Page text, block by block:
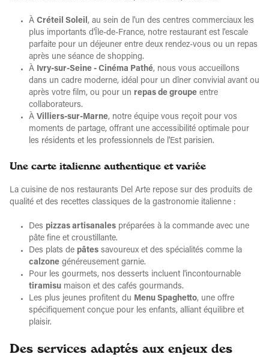
À Créteil Soleil, au sein de l'un des centres commerciaux les
plus importants d'Île-de-France, notre restaurant est l'escale
parfaite pour un déjeuner entre deux rendez-vous ou un repas
après une séance de shopping.
À Ivry-sur-Seine - Cinéma Pathé, nous vous accueillons
dans un cadre moderne, idéal pour un dîner convivial avant ou
après votre film, ou pour un repas de groupe entre
collaborateurs.
À Villiers-sur-Marne, notre équipe vous reçoit pour vos
moments de partage, offrant une accessibilité optimale pour
les résidents et les professionnels de l'Est parisien.
Une carte italienne authentique et variée
La cuisine de nos restaurants Del Arte repose sur des produits de
qualité et des recettes classiques de la gastronomie italienne :
Des pizzas artisanales préparées à la commande avec une
pâte fine et croustillante.
Des plats de pâtes savoureux et des spécialités comme la
calzone généreusement garnie.
Pour les gourmets, nos desserts incluent l'incontournable
tiramisu maison et des cafés gourmands.
Les plus jeunes profitent du Menu Spaghetto, une offre
spécifiquement conçue pour les enfants, alliant équilibre et
plaisir.
Des services adaptés aux enjeux des